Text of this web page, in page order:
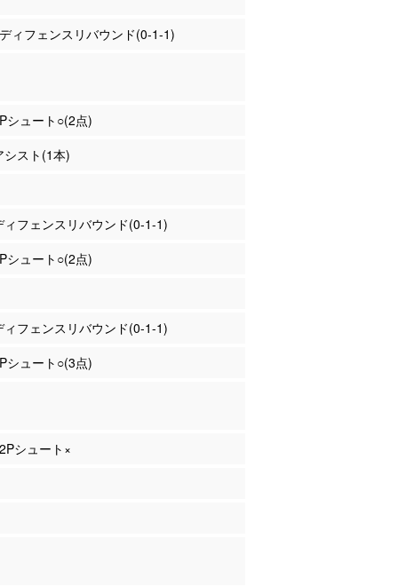
ィフェンスリバウンド(0-1-1)
シュート○(2点)
スト(1本)
ィフェンスリバウンド(0-1-1)
シュート○(2点)
ィフェンスリバウンド(0-1-1)
シュート○(3点)
シュート×